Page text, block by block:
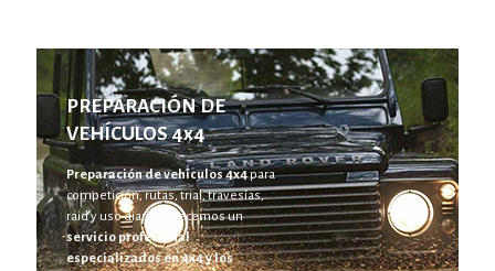
PREPARACIÓN DE
VEHÍCULOS 4x4
Preparación de vehículos 4x4para
competición, rutas, trial, travesías,
raid y uso diario. Ofrecemos un
servicio profesional
especializados en 4x4 y los